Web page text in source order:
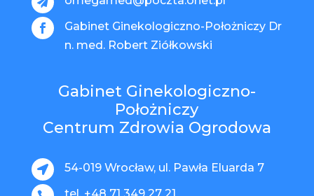

Gabinet Ginekologiczno-Położniczy Dr
n. med. Robert Ziółkowski
Gabinet Ginekologiczno-
Położniczy
Centrum Zdrowia Ogrodowa
 54-019 Wrocław, ul. Pawła Eluarda 7